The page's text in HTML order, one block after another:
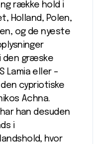
række hold i
Holland, Polen,
og de nyeste
den græske
Lamia eller –
cypriotiske
Achna.
han desuden
i
hvor